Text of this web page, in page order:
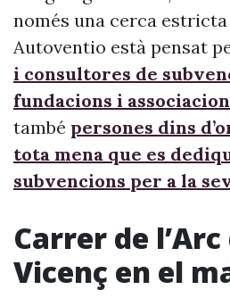
només una cerca
Autoventio està pensat
i consultores de
fundacions i
també persones dins
tota mena que es
subvencions per a la
Carrer de
Vicenç en el